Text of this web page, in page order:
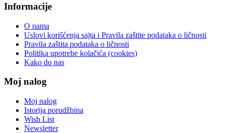
Informacije
O nama
Uslovi korišćenja sajta i Pravila zaštite podataka o ličnosti
Pravila zaštita podataka o ličnosti
Politika upotrebe kolačića (cookies)
Kako do nas
Moj nalog
Moj nalog
Istorija porudžbina
Wish List
Newsletter